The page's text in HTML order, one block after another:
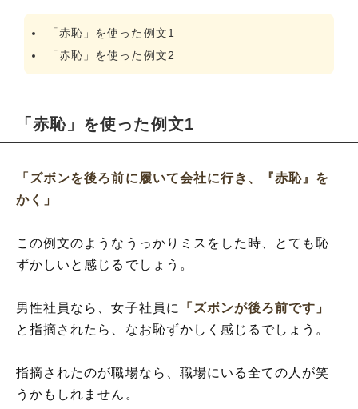
「赤恥」を使った例文1
「赤恥」を使った例文2
「赤恥」を使った例文1
「ズボンを後ろ前に履いて会社に行き、『赤恥』を
かく」
この例文のようなうっかりミスをした時、とても恥
ずかしいと感じるでしょう。
男性社員なら、女子社員に
「ズボンが後ろ前です」
と指摘されたら、なお恥ずかしく感じるでしょう。
指摘されたのが職場なら、職場にいる全ての人が笑
うかもしれません。